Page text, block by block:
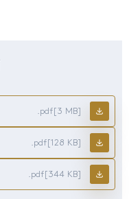
.pdf [3 MB]
.pdf [128 KB]
.pdf [344 KB]